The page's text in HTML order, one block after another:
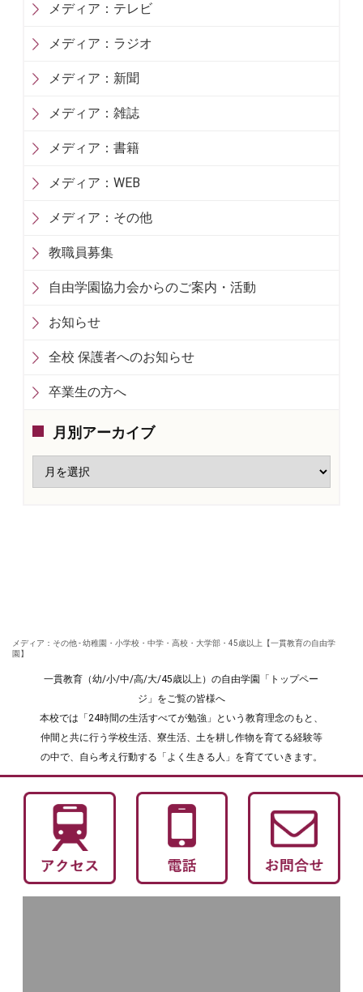
メディア：テレビ
メディア：ラジオ
メディア：新聞
メディア：雑誌
メディア：書籍
メディア：WEB
メディア：その他
教職員募集
自由学園協力会からのご案内・活動
お知らせ
全校 保護者へのお知らせ
卒業生の方へ
月別アーカイブ
メディア：その他 - 幼稚園・小学校・中学・高校・大学部・45歳以上【一貫教育の自由学
園】
一貫教育（幼/小/中/高/大/45歳以上）の自由学園「トップペー
ジ」をご覧の皆様へ
本校では「24時間の生活すべてが勉強」という教育理念のもと、
仲間と共に行う学校生活、寮生活、土を耕し作物を育てる経験等
の中で、自ら考え行動する「よく生きる人」を育てていきます。